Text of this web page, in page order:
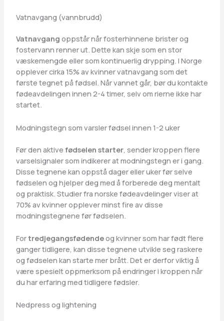
Vatnavgang (vannbrudd)
Vatnavgang oppstår når fosterhinnene brister og
fostervann renner ut. Dette kan skje som en stor
væskemengde eller som kontinuerlig drypping. I Norge
opplever cirka 15% av kvinner vatnavgang som det
første tegnet på fødsel. Når vannet går, bør du kontakte
fødeavdelingen innen 2-4 timer, selv om rierne ikke har
startet.
Modningstegn som varsler fødsel innen 1-2 uker
Før den aktive fødselen starter, sender kroppen flere
varselsignaler som indikerer at modningstegn er i gang.
Disse tegnene kan oppstå dager eller uker før selve
fødselen og hjelper deg med å forberede deg mentalt
og praktisk. Studier fra norske fødeavdelinger viser at
70% av kvinner opplever minst fire av disse
modningstegnene før fødselen.
Fortredjegangsfødendeog kvinner som har født flere
ganger tidligere, kan disse tegnene utvikle seg raskere
og fødselen kan starte mer brått. Det er derfor viktig å
være spesielt oppmerksom på endringer i kroppen når
du har erfaring med tidligere fødsler.
Nedpress og lightening